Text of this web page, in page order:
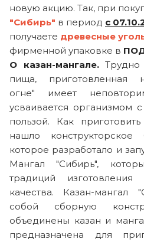
новую акцию. Так, при
"Сибирь" в период с
получаете древесные
фирменной упаковке в
О казан-мангале.Трудно
пища,
огне" имеет
усваивается организмом
пользой. Как
нашло
которое разработало и
Мангал "Сибирь",
традиций
качества. Казан-мангал
собой сборную
объединены казан и
предназначена для